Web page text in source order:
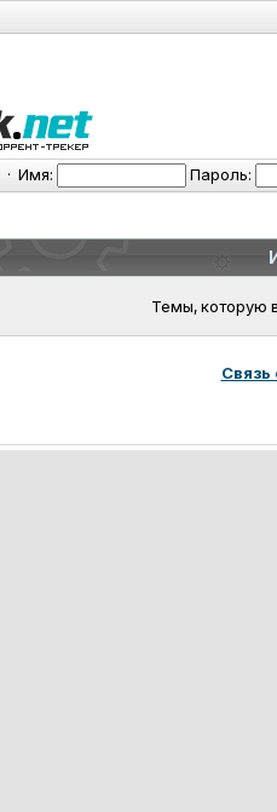
· Имя: Пароль:
Темы, которую